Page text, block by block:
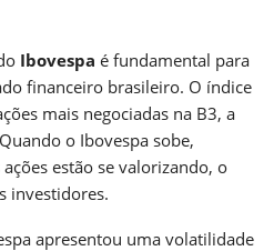
Ibovespa é fundamental para
financeiro brasileiro. O índice
mais negociadas na B3, a
o Ibovespa sobe,
estão se valorizando, o
investidores.
apresentou uma volatilidade